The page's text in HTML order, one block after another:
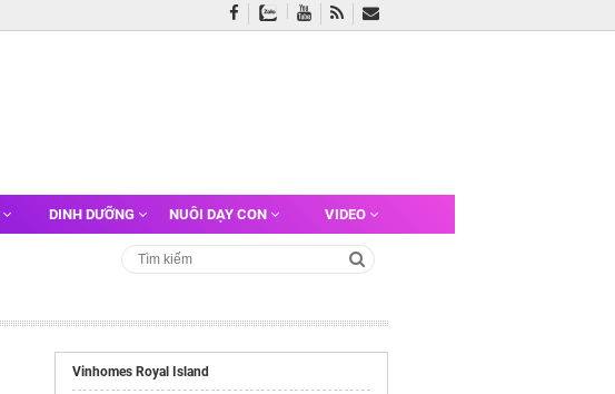
DINH DƯỠNG NUÔI DẠY CON VIDEO
Vinhomes Royal Island